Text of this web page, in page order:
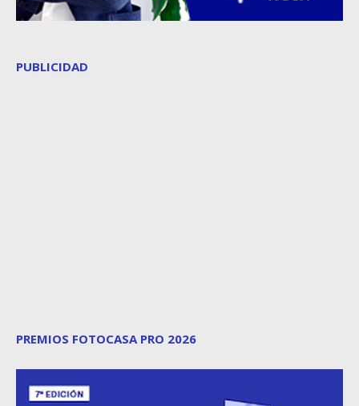
PUBLICIDAD
PREMIOS FOTOCASA PRO 2026